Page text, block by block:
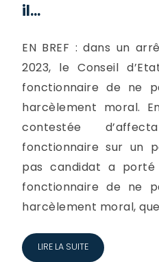
il...
EN BREF : dans un
2023, le Conseil
fonctionnaire de ne
harcèlement moral.
contestée
fonctionnaire sur un
pas candidat a
fonctionnaire de ne
harcèlement moral, que
LIRE LA SUITE